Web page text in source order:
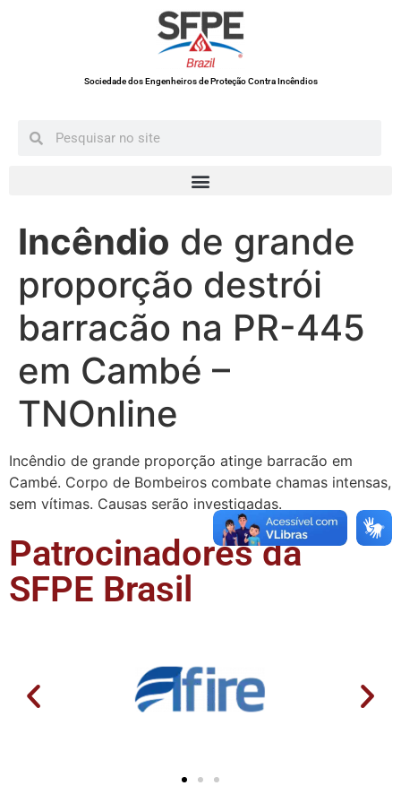
Sociedade dos Engenheiros de Proteção Contra Incêndios
Incêndio de grande
proporção destrói
barracão na PR-445
em Cambé –
TNOnline
Incêndio de grande proporção atinge barracão em
Cambé. Corpo de Bombeiros combate chamas intensas,
sem vítimas. Causas serão investigadas.
Patrocinadores da
SFPE Brasil